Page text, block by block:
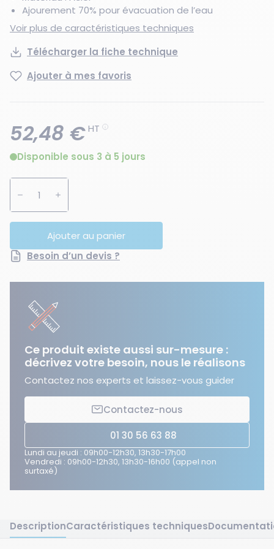
Ajourement 70% pour évacuation de l’eau
Voir plus de caractéristiques techniques
Télécharger la fiche technique
Ajouter à mes favoris
52,48 €HT
Disponible sous 3 à 5 jours
Augmenter la quantité
Ajouter au panier
Besoin d’un devis ?
Ce produit existe aussi sur-mesure :
décrivez votre besoin, nous le réalisons
Contactez nos experts et laissez-vous guider
Contactez-nous
01 30 56 63 88
Lundi au jeudi : 09h00-12h30, 13h30-17h00
Vendredi : 09h00-12h30, 13h30-16h00 (appel non
surtaxé)
DescriptionCaractéristiques techniques